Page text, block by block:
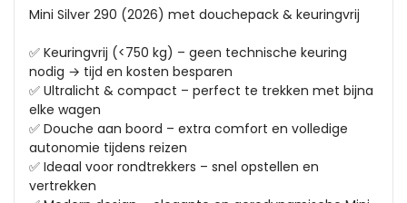
Mini Silver 290 (2026) met douchepack & keuringvrij
✅ Keuringvrij (<750 kg) – geen technische keuring
nodig → tijd en kosten besparen
✅ Ultralicht & compact – perfect te trekken met bijna
elke wagen
✅ Douche aan boord – extra comfort en volledige
autonomie tijdens reizen
✅ Ideaal voor rondtrekkers – snel opstellen en
vertrekken